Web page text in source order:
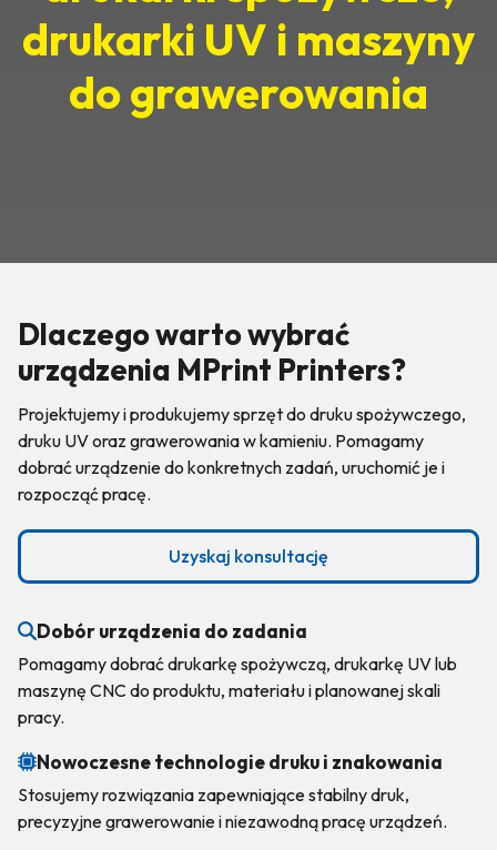
drukarki UV i maszyny
do grawerowania
Dlaczego warto wybrać
urządzenia MPrint Printers?
Projektujemy i produkujemy sprzęt do druku spożywczego,
druku UV oraz grawerowania w kamieniu. Pomagamy
dobrać urządzenie do konkretnych zadań, uruchomić je i
rozpocząć pracę.
Uzyskaj konsultację
Dobór urządzenia do zadania
Pomagamy dobrać drukarkę spożywczą, drukarkę UV lub
maszynę CNC do produktu, materiału i planowanej skali
pracy.
Nowoczesne technologie druku i znakowania
Stosujemy rozwiązania zapewniające stabilny druk,
precyzyjne grawerowanie i niezawodną pracę urządzeń.